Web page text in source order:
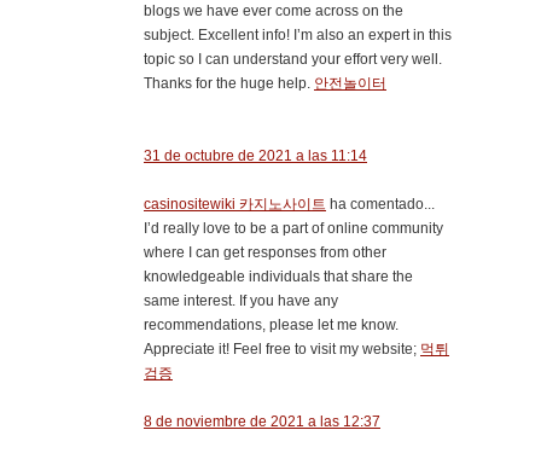
blogs we have ever come across on the
subject. Excellent info! I’m also an expert in this
topic so I can understand your effort very well.
Thanks for the huge help. 안전놀이터
31 de octubre de 2021 a las 11:14
casinositewiki 카지노사이트 ha comentado...
I’d really love to be a part of online community
where I can get responses from other
knowledgeable individuals that share the
same interest. If you have any
recommendations, please let me know.
Appreciate it! Feel free to visit my website; 먹튀
검증
8 de noviembre de 2021 a las 12:37